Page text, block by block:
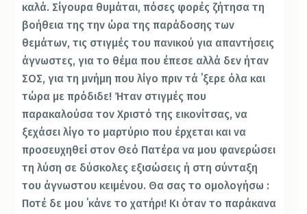
καλά. Σίγουρα θυμάται, πόσες φορές ζήτησα τη
βοήθεια της την ώρα της παράδοσης των
θεμάτων, τις στιγμές του πανικού για απαντήσεις
άγνωστες, για το θέμα που έπεσε αλλά δεν ήταν
ΣΟΣ, για τη μνήμη που λίγο πριν τά ΄ξερε όλα και
τώρα με πρόδιδε! Ήταν στιγμές που
παρακαλούσα τον Χριστό της εικονίτσας, να
ξεχάσει λίγο το μαρτύριο που έρχεται και να
προσευχηθεί στον Θεό Πατέρα να μου φανερώσει
τη λύση σε δύσκολες εξισώσεις ή στη σύνταξη
του άγνωστου κειμένου. Θα σας το ομολογήσω :
Ποτέ δε μου ΄κάνε το χατήρι! Κι όταν το παράκανα